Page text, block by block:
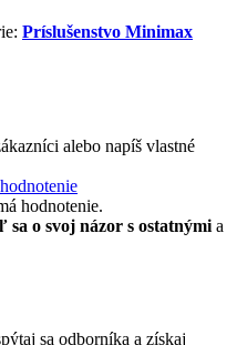
Príslušenstvo Minimax
alebo napíš vlastné
hodnotenie.
sa o svoj názor s ostatnými a
sa odborníka a získaj